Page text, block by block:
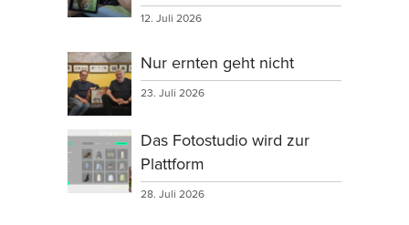
12. Juli 2026
Nur ernten geht nicht
23. Juli 2026
Das Fotostudio wird zur
Plattform
28. Juli 2026